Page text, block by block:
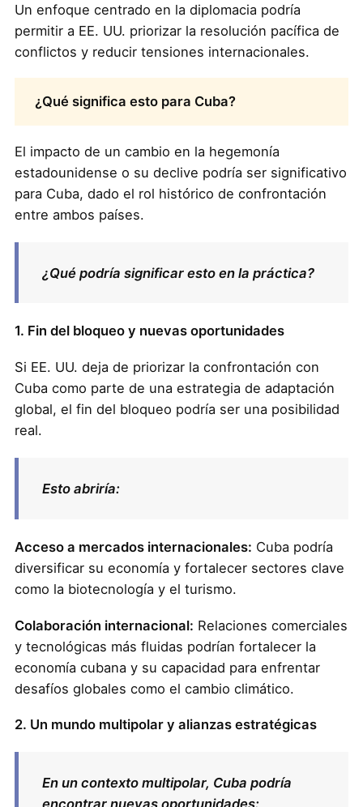
Un enfoque centrado en la diplomacia podría
permitir a EE. UU. priorizar la resolución pacífica de
conflictos y reducir tensiones internacionales.
¿Qué significa esto para Cuba?
El impacto de un cambio en la hegemonía
estadounidense o su declive podría ser significativo
para Cuba, dado el rol histórico de confrontación
entre ambos países.
¿Qué podría significar esto en la práctica?
1. Fin del bloqueo y nuevas oportunidades
Si EE. UU. deja de priorizar la confrontación con
Cuba como parte de una estrategia de adaptación
global, el fin del bloqueo podría ser una posibilidad
real.
Esto abriría:
Acceso a mercados internacionales: Cuba podría
diversificar su economía y fortalecer sectores clave
como la biotecnología y el turismo.
Colaboración internacional: Relaciones comerciales
y tecnológicas más fluidas podrían fortalecer la
economía cubana y su capacidad para enfrentar
desafíos globales como el cambio climático.
2. Un mundo multipolar y alianzas estratégicas
En un contexto multipolar, Cuba podría